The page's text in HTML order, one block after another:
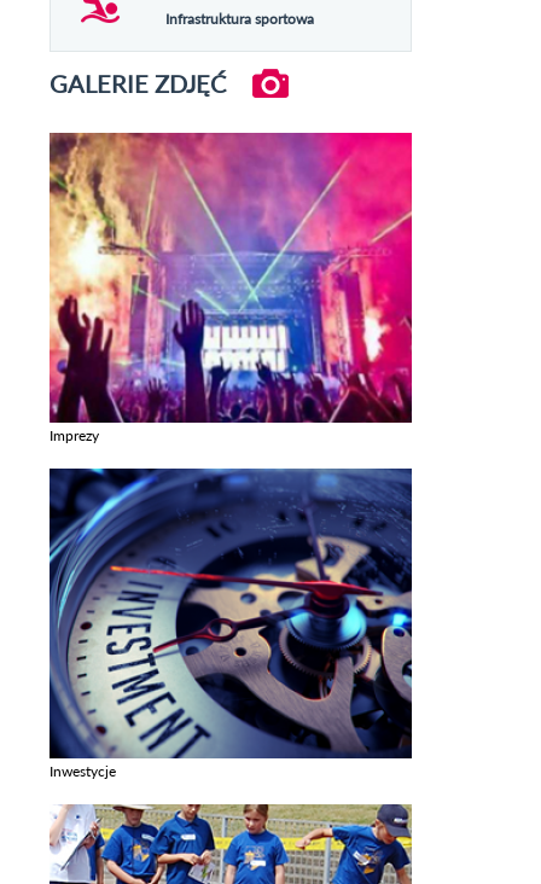
Infrastruktura sportowa
GALERIE ZDJĘĆ
Imprezy
Inwestycje